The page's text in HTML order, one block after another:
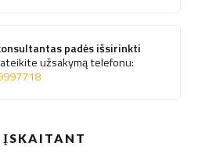
padės išsirinkti
užsakymą telefonu:
ĮSKAITANT